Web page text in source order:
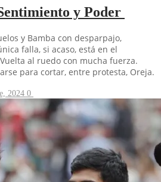
y Poder
y Bamba con desparpajo,
falla, si acaso, está en el
al ruedo con mucha fuerza.
para cortar, entre protesta, Oreja.
2024 0